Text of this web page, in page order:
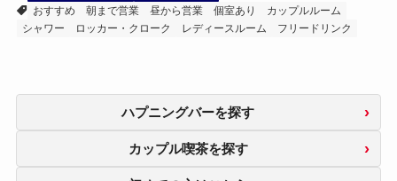
おすすめ
朝まで営業 昼から営業 個室あり
カップルルーム
シャワー
ロッカー・クローク レディースルーム フリードリンク
ハプニングバーを探す
カップル喫茶を探す